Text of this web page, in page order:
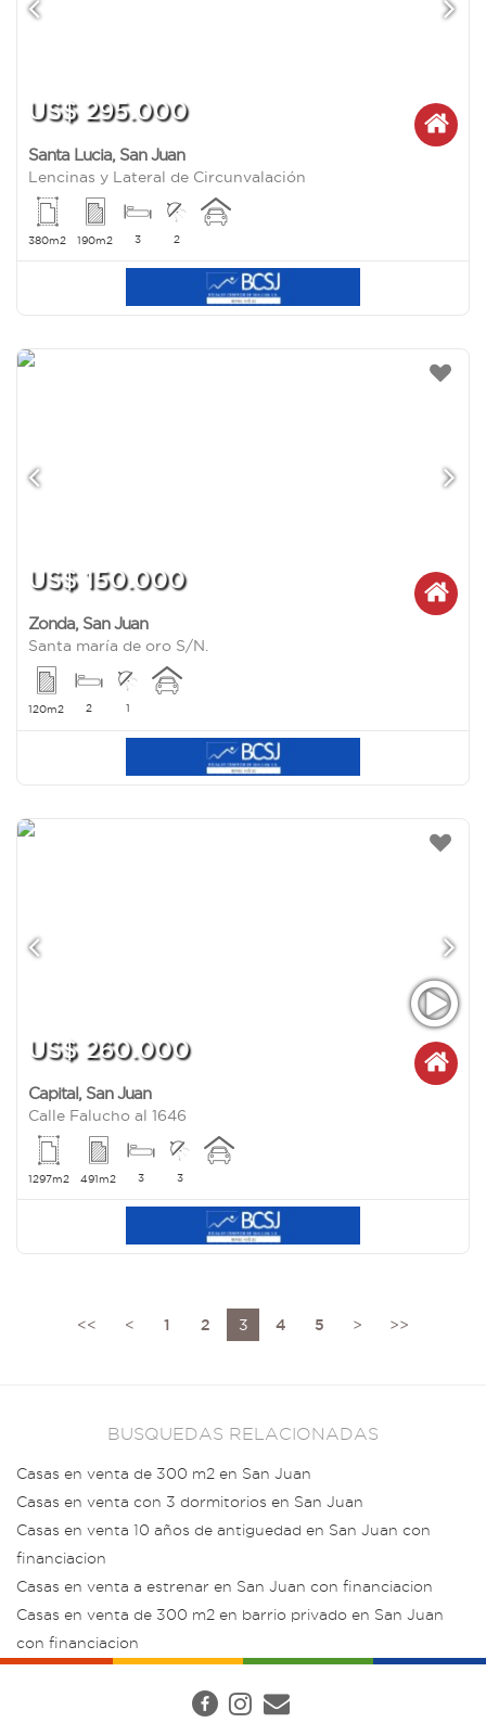
US$ 295.000
Santa Lucia, San Juan
Lencinas y Lateral de Circunvalación
380m2 190m2 3 2
US$ 150.000
Zonda, San Juan
Santa maría de oro S/N.
120m2 2 1
US$ 260.000
Capital, San Juan
Calle Falucho al 1646
1297m2 491m2 3 3
<< < 1 2 3 4 5 > >>
BUSQUEDAS RELACIONADAS
Casas en venta de 300 m2 en San Juan
Casas en venta con 3 dormitorios en San Juan
Casas en venta 10 años de antiguedad en San Juan con
financiacion
Casas en venta a estrenar en San Juan con financiacion
Casas en venta de 300 m2 en barrio privado en San Juan
con financiacion